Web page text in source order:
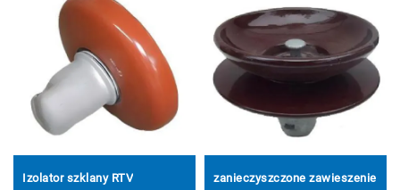
Izolator szklany RTV
zanieczyszczone zawieszenie